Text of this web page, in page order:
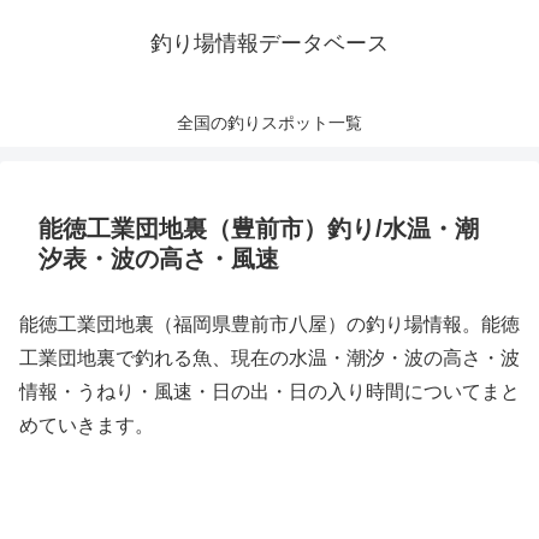
釣り場情報データベース
全国の釣りスポット一覧
能徳工業団地裏（豊前市）釣り/水温・潮
汐表・波の高さ・風速
能徳工業団地裏（福岡県豊前市八屋）の釣り場情報。能徳
工業団地裏で釣れる魚、現在の水温・潮汐・波の高さ・波
情報・うねり・風速・日の出・日の入り時間についてまと
めていきます。